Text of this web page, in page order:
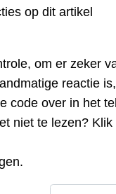
op dit artikel
om er zeker
reactie
code over in het
niet te lezen? Klik